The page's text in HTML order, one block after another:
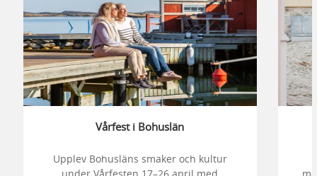
Vårfest i Bohuslän
Upplev Bohusläns smaker och kultur